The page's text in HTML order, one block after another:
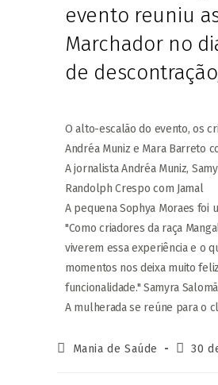
evento reuniu
Marchador no
de
O alto-escalão do evento, os
Andréa Muniz e Mara Barreto
A jornalista Andréa Muniz,
Randolph Crespo com Jamal
A pequena Sophya Moraes foi
"Como criadores da raça
viverem essa experiência e o
momentos nos deixa muito
funcionalidade." Samyra
A mulherada se reúne para o
Mania de Saúde 30